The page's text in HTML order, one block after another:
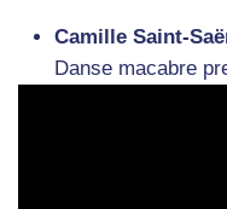
Camille Saint-
Danse macabre